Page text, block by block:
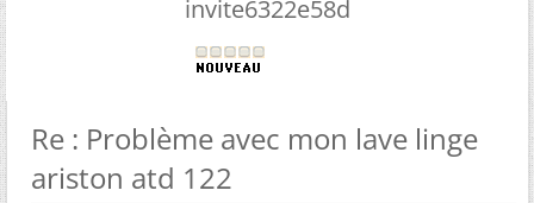
invite6322e58d
Re : Problème avec mon lave linge
ariston atd 122